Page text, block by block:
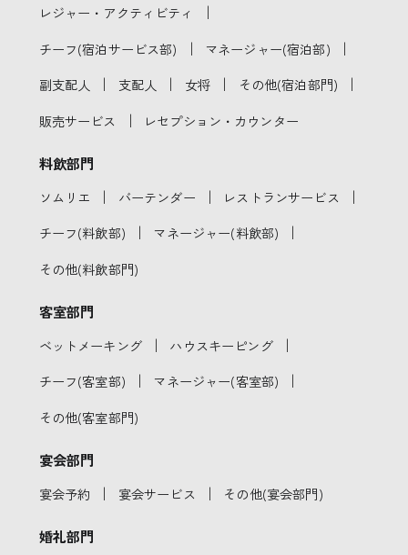
レジャー・アクティビティ ｜
チーフ(宿泊サービス部) ｜ マネージャー(宿泊部) ｜
副支配人 ｜ 支配人 ｜ 女将 ｜ その他(宿泊部門) ｜
販売サービス ｜ レセプション・カウンター
料飲部門
ソムリエ ｜ バーテンダー ｜ レストランサービス ｜
チーフ(料飲部) ｜ マネージャー(料飲部) ｜
その他(料飲部門)
客室部門
ベットメーキング ｜ ハウスキーピング ｜
チーフ(客室部) ｜ マネージャー(客室部) ｜
その他(客室部門)
宴会部門
宴会予約 ｜ 宴会サービス ｜ その他(宴会部門)
婚礼部門